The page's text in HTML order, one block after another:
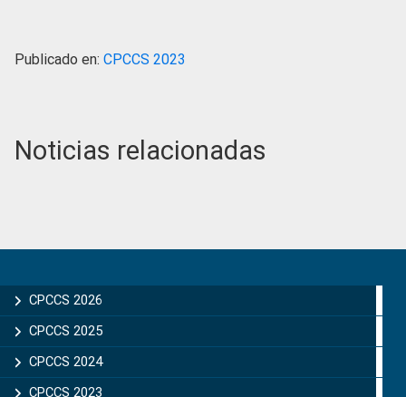
Publicado en: CPCCS 2023
Noticias relacionadas
Sidebar
CPCCS 2026
CPCCS 2025
CPCCS 2024
CPCCS 2023